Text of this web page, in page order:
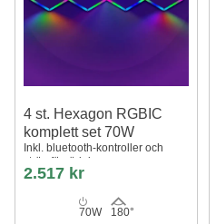
4 st. Hexagon RGBIC
komplett set 70W
Inkl. bluetooth-kontroller och
strömförsörjning
2.517 kr
70W 180°